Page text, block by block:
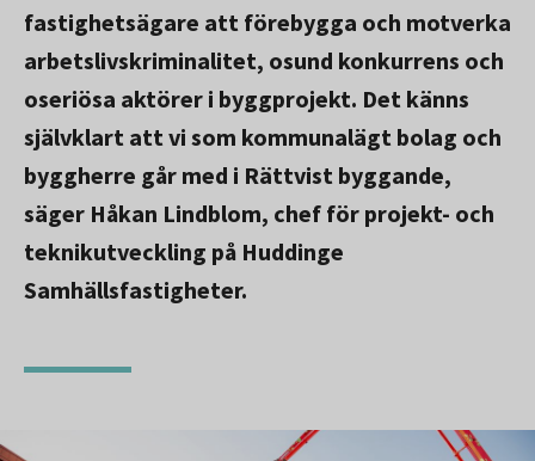
fastighetsägare att förebygga och motverka
arbetslivskriminalitet, osund konkurrens och
oseriösa aktörer i byggprojekt. Det känns
självklart att vi som kommunalägt bolag och
byggherre går med i Rättvist byggande,
säger Håkan Lindblom, chef för projekt- och
teknikutveckling på Huddinge
Samhällsfastigheter.